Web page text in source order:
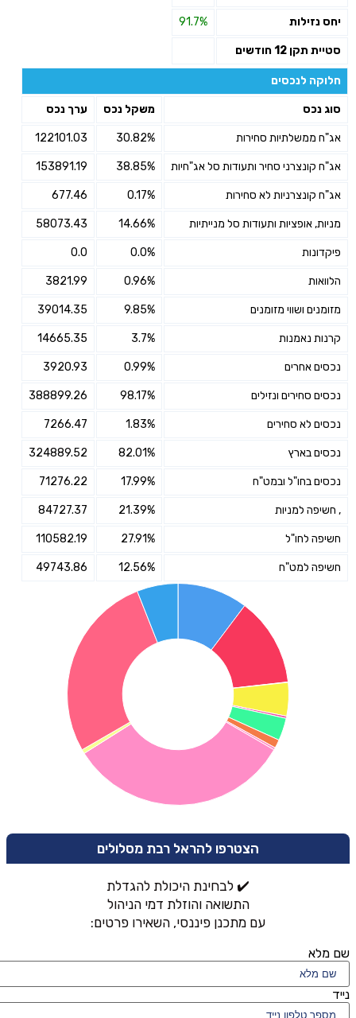
יחס נזילות 91.7%
סטיית תקן 12 חודשים
חלוקה לנכסים
סוג נכס משקל נכס ערך נכס
אג"ח ממשלתיות סחירות 30.82%
122101.03
אג"ח קונצרני סחיר ותעודות סל אג"חיות 38.85%
153891.19
אג"ח קונצרניות לא סחירות 0.17%
677.46
מניות, אופציות ותעודות סל מנייתיות 14.66%
58073.43
פיקדונות 0.0%
0.0
הלוואות 0.96%
3821.99
מזומנים ושווי מזומנים 9.85%
39014.35
קרנות נאמנות 3.7%
14665.35
נכסים אחרים 0.99%
3920.93
נכסים סחירים ונזילים 98.17%
388899.26
נכסים לא סחירים 1.83%
7266.47
נכסים בארץ 82.01%
324889.52
נכסים בחו"ל ובמט"ח 17.99%
71276.22
, חשיפה למניות 21.39%
84727.37
חשיפה לחו"ל 27.91%
110582.19
חשיפה למט"ח 12.56%
49743.86
הצטרפו להראל רבת מסלולים
✔️ לבחינת היכולת להגדלת
התשואה והוזלת דמי הניהול
עם מתכנן פיננסי, השאירו פרטים:
שם מלא
נייד